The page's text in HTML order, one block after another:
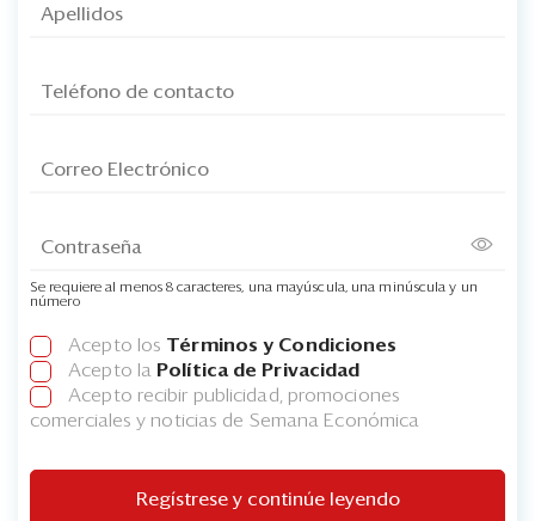
Se requiere al menos 8 caracteres, una mayúscula, una minúscula y un
número
Acepto los Términos y Condiciones
Acepto la Política de Privacidad
Acepto recibir publicidad, promociones
comerciales y noticias de Semana Económica
Regístrese y continúe leyendo